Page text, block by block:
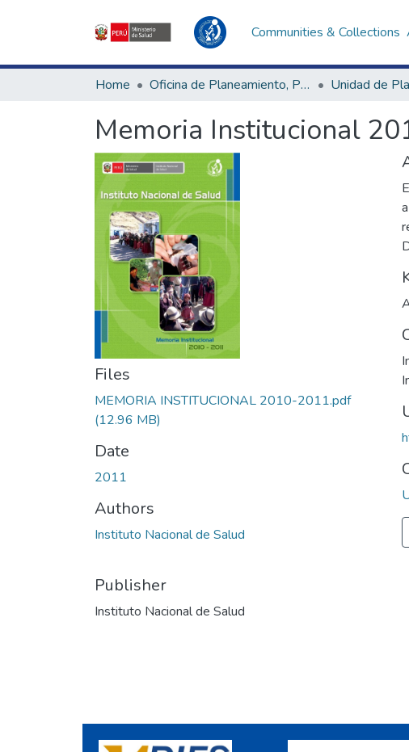
Communities & Collections
Home Oficina de Planeamiento, Presupuesto y Modernización
Memoria Institucional
Files
MEMORIA INSTITUCIONAL 2010-2011.pdf
(12.96 MB)
Date
2011
Authors
Instituto Nacional de Salud
Publisher
Instituto Nacional de Salud